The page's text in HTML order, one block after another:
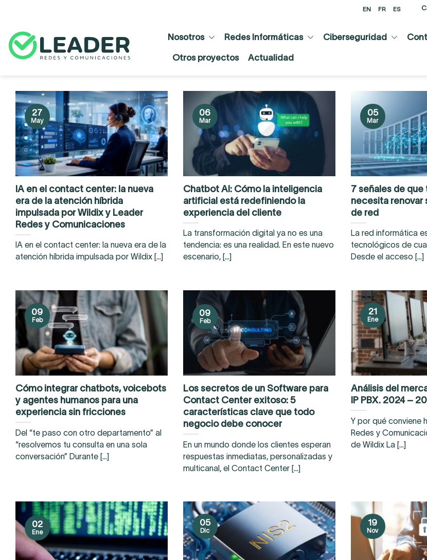
content
EN FR ES
Nosotros Redes Informáticas Ciberseguridad
Otros proyectos Actualidad
IA en el contact center: la nueva
era de la atención híbrida
impulsada por Wildix y Leader
Redes y Comunicaciones
IA en el contact center: la nueva era de la
atención híbrida impulsada por Wildix [...]
27
May
Chatbot AI: Cómo la inteligencia
artificial está redefiniendo la
experiencia del cliente
La transformación digital ya no es una
tendencia: es una realidad. En este nuevo
escenario, [...]
06
Mar
7 señales de que
necesita renovar
de red
La red informática
tecnológicos de
Desde el acceso [...]
05
Mar
Cómo integrar chatbots, voicebots
y agentes humanos para una
experiencia sin fricciones
Del “te paso con otro departamento” al
“resolvemos tu consulta en una sola
conversación” Durante [...]
09
Feb
Los secretos de un Software para
Contact Center exitoso: 5
características clave que todo
negocio debe conocer
En un mundo donde los clientes esperan
respuestas inmediatas, personalizadas y
multicanal, el Contact Center [...]
09
Feb
Análisis del
IP PBX. 2024 –
Y por qué conviene
Redes y
de Wildix La [...]
21
Ene
02
Ene
05
Dic
19
Nov